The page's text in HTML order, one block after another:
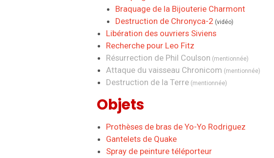
Braquage de la Bijouterie Charmont
Destruction de Chronyca-2 (vidéo)
Libération des ouvriers Siviens
Recherche pour Leo Fitz
Résurrection de Phil Coulson (mentionnée)
Attaque du vaisseau Chronicom (mentionnée)
Destruction de la Terre (mentionnée)
Objets
Prothèses de bras de Yo-Yo Rodriguez
Gantelets de Quake
Spray de peinture téléporteur